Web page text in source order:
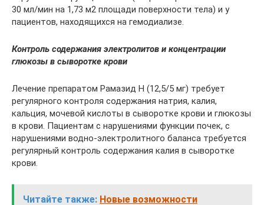
30 мл/мин на 1,73 м2 площади поверхности тела) и у
пациентов, находящихся на гемодиализе.
Контроль содержания электролитов и концентрации
глюкозы в сыворотке крови
Лечение препаратом Рамазид Н (12,5/5 мг) требует
регулярного контроля содержания натрия, калия,
кальция, мочевой кислоты в сыворотке крови и глюкозы
в крови. Пациентам с нарушениями функции почек, с
нарушениями водно-электролитного баланса требуется
регулярный контроль содержания калия в сыворотке
крови.
Читайте также: Новые возможности